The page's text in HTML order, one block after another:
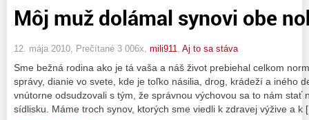
Môj muž dolámal synovi obe
12. mája 2010, Prečítané 3 006x, mili911, Aj to sa stáva
Sme bežná rodina ako je tá vaša a náš život prebiehal celkom
správy, dianie vo svete, kde je toľko násilia, drog, krádeží a iného
vnútorne odsudzovali s tým, že správnou výchovou sa to nám stať
sídlisku. Máme troch synov, ktorých sme viedli k zdravej výžive a k